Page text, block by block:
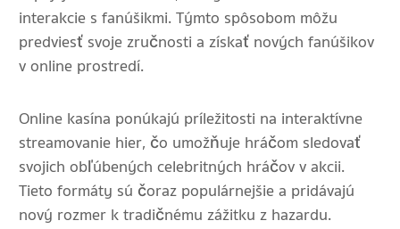
interakcie s fanúšikmi. Týmto spôsobom môžu
predviesť svoje zručnosti a získať nových fanúšikov
v online prostredí.
Online kasína ponúkajú príležitosti na interaktívne
streamovanie hier, čo umožňuje hráčom sledovať
svojich obľúbených celebritných hráčov v akcii.
Tieto formáty sú čoraz populárnejšie a pridávajú
nový rozmer k tradičnému zážitku z hazardu.